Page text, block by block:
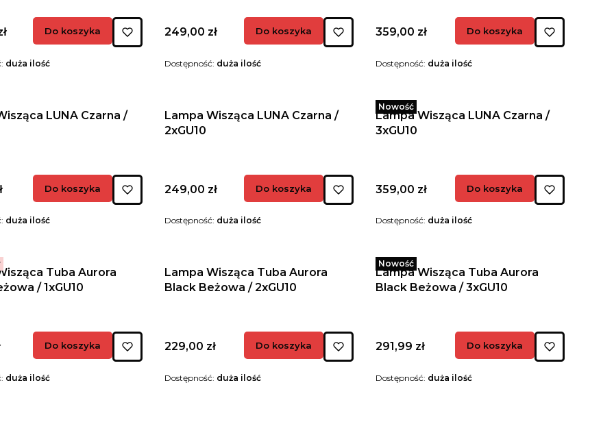
Do koszyka
duża ilość
Cena
249,00 zł Do koszyka
Dostępność: duża ilość
Cena
359,00 zł Do koszyka
Dostępność: duża ilość
LUNA Czarna /
Do koszyka
duża ilość
Lampa Wisząca LUNA Czarna /
2xGU10
Cena
249,00 zł Do koszyka
Dostępność: duża ilość
Nowość
Lampa Wisząca LUNA Czarna /
3xGU10
Cena
359,00 zł Do koszyka
Dostępność: duża ilość
Tuba Aurora
/ 1xGU10
Do koszyka
duża ilość
Lampa Wisząca Tuba Aurora
Black Beżowa / 2xGU10
Cena
229,00 zł Do koszyka
Dostępność: duża ilość
Nowość
Lampa Wisząca Tuba Aurora
Black Beżowa / 3xGU10
Cena
291,99 zł Do koszyka
Dostępność: duża ilość